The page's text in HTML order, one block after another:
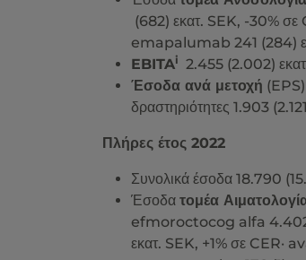
(682) εκατ. SEK, -30% σε
emapalumab 241 (284)
EBITAi 2.455 (2.002)
Έσοδα ανά μετοχή
δραστηριότητες 1.903
Πλήρες έτος 2022
Συνολικά έσοδα 18.790
Έσοδα τομέα
efmoroctocog alfa 4.402
εκατ. SEK, +1% σε CER·